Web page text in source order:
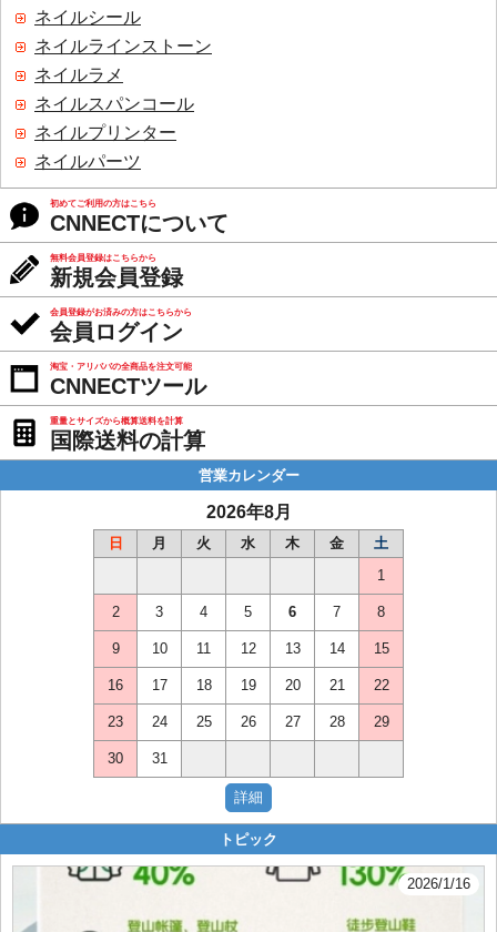
ネイルシール
ネイルラインストーン
ネイルラメ
ネイルスパンコール
ネイルプリンター
ネイルパーツ
初めてご利用の方はこちら
CNNECTについて
無料会員登録はこちらから
新規会員登録
会員登録がお済みの方はこちらから
会員ログイン
淘宝・アリババの全商品を注文可能
CNNECTツール
重量とサイズから概算送料を計算
国際送料の計算
営業カレンダー
2026年8月
日 月 火 水 木 金
土
1
2 3 4 5 6 7 8
9 10 11 12 13 14 15
16 17 18 19 20 21 22
23 24 25 26 27 28 29
30 31
トピック
2026/1/16